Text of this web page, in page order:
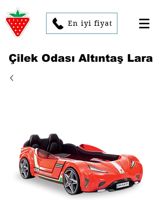
En iyi fiyat
Çilek Odası Altıntaş Lara